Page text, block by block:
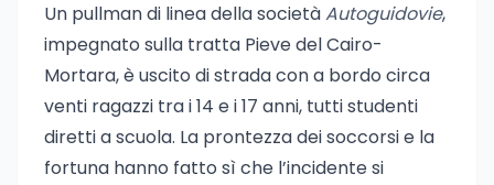
Un pullman di linea della societàAutoguidovie,
impegnato sulla tratta Pieve del Cairo-
Mortara, è uscito di strada con a bordo circa
venti ragazzi tra i 14 e i 17 anni, tutti studenti
diretti a scuola. La prontezza dei soccorsi e la
fortuna hanno fatto sì che l’incidente si